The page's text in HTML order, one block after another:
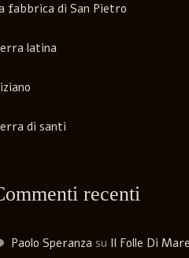
fabbrica di San Pietro
latina
di santi
recenti
Paolo Speranzasu Il Folle Di